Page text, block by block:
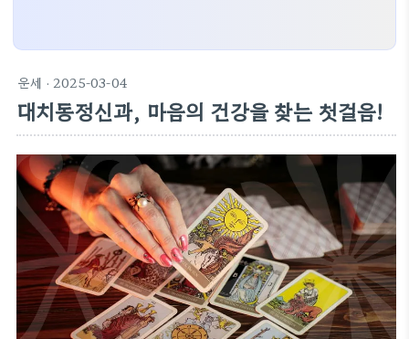
운세 · 2025-03-04
대치동정신과, 마음의 건강을 찾는 첫걸음!